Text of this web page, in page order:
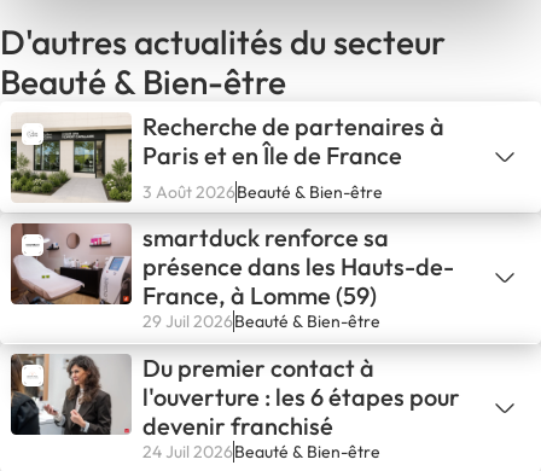
D'autres actualités du secteur
Beauté & Bien-être
Recherche de partenaires à
Paris et en Île de France
3 Août 2026Beauté & Bien-être
smartduck renforce sa
présence dans les Hauts-de-
France, à Lomme (59)
29 Juil 2026Beauté & Bien-être
Du premier contact à
l'ouverture : les 6 étapes pour
devenir franchisé
24 Juil 2026Beauté & Bien-être